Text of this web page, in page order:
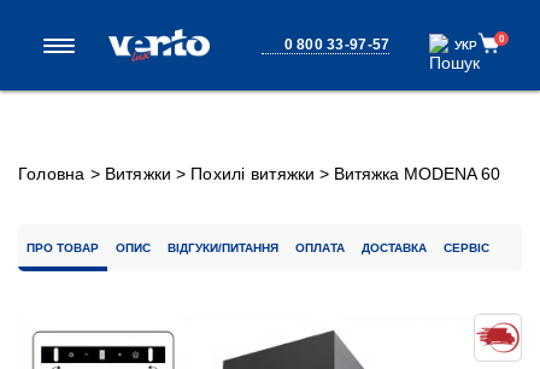
0 800 33-97-57 УКР
УКР 0
Головна > Витяжки > Похилі витяжки > Витяжка MODENA 60
ПРО ТОВАР ОПИС ВІДГУКИ/ПИТАННЯ ОПЛАТА ДОСТАВКА СЕРВІС